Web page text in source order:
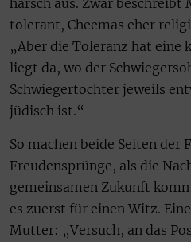
harsch aus. Zwar beschreibt
tolerant, Cheemas eher
„Aber die Toleranz hat eine
liegt da, wo der
Schwiegertochter jeweils
jüdisch ist.“
So machen beide Seiten der
Freudensprünge, als die
gemeinsamen Zukunft
es zuerst für einen Witz.
Mutter: „Versuch, an das